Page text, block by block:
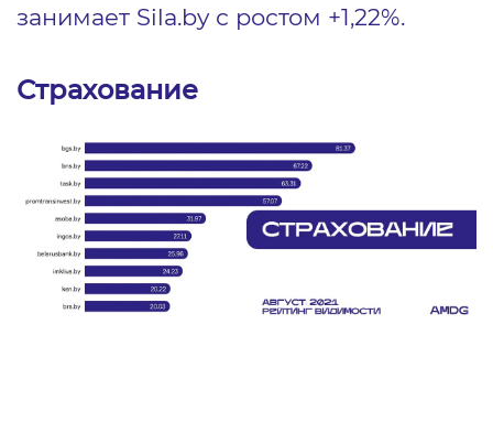
занимает Sila.by с ростом +1,22%.
Страхование